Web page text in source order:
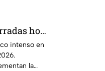
hoy
intenso en
la